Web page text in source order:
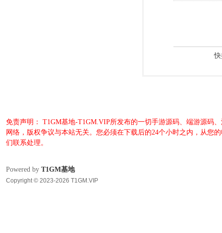
免责声明： T1GM基地-T1GM.VIP所发布的一切手游源码、端游源码
网络，版权争议与本站无关。您必须在下载后的24个小时之内，从您
们联系处理。
Powered by T1GM基地
Copyright © 2023-2026 T1GM.VIP